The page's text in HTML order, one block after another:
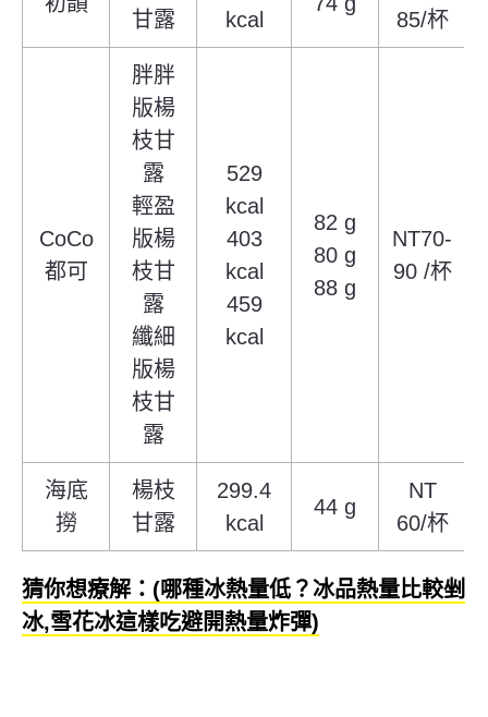
甘露
kcal
85/杯
CoCo
都可
胖胖
版楊
枝甘
露
輕盈
版楊
枝甘
露
纖細
版楊
枝甘
露
529
kcal
403
kcal
459
kcal
82 g
80 g
88 g
NT70-
90 /杯
海底
撈
楊枝
甘露
299.4
kcal
44 g
NT
60/杯
猜你想療解：(哪種冰熱量低？冰品熱量比較剉
冰,雪花冰這樣吃避開熱量炸彈)